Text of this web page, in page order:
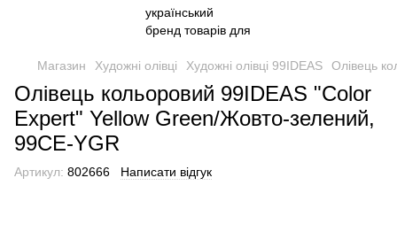
Магазин Художні олівці Художні олівці 99IDEAS Олівець
Олівець кольоровий 99IDEAS "Color
Expert" Yellow Green/Жовто-зелений,
99CE-YGR
Артикул: 802666 Написати відгук